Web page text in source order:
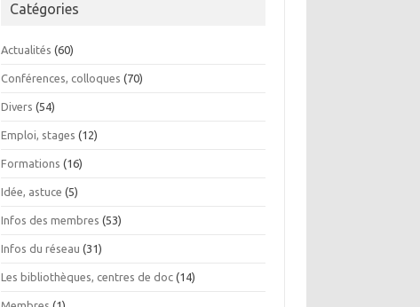
Catégories
Actualités (60)
Conférences, colloques (70)
Divers (54)
Emploi, stages (12)
Formations (16)
Idée, astuce (5)
Infos des membres (53)
Infos du réseau (31)
Les bibliothèques, centres de doc (14)